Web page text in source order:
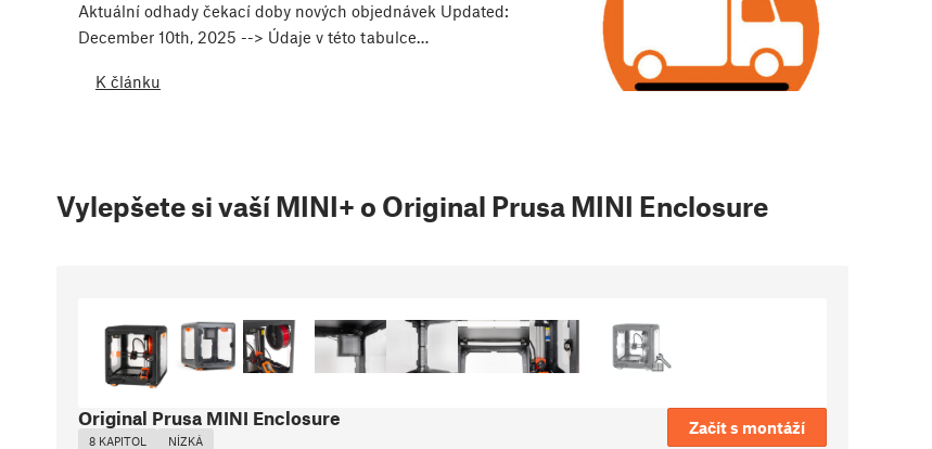
Aktuální odhady čekací doby nových objednávek Updated:
December 10th, 2025 --> Údaje v této tabulce…
K článku
Vylepšete si vaší MINI+ o Original Prusa MINI Enclosure
Original Prusa MINI Enclosure
8 KAPITOL NÍZKÁ
Začít s montáží